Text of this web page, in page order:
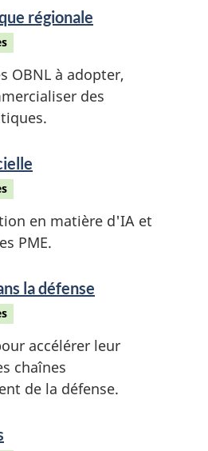
régionale
OBNL à adopter,
des
en matière d'IA et
PME.
la défense
accélérer leur
chaînes
de la défense.